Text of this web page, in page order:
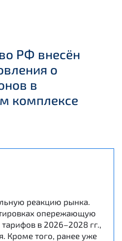
РФ внесён
о
в
комплексе
реакцию рынка.
опережающую
в 2026–2028 гг.,
Кроме того, ранее уже